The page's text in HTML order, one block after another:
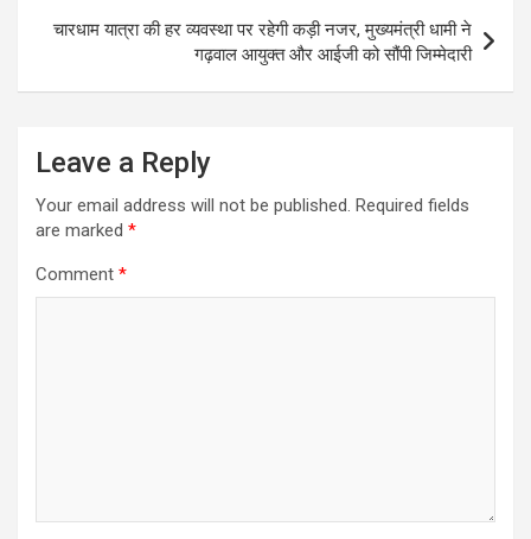
p
k
चारधाम यात्रा की हर व्यवस्था पर रहेगी कड़ी नजर, मुख्यमंत्री धामी ने
गढ़वाल आयुक्त और आईजी को सौंपी जिम्मेदारी
Leave a Reply
Your email address will not be published. Required fields
are marked *
Comment *